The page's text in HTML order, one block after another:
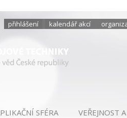
přihlášení kalendář akcí
SFÉRA VEŘEJNOST